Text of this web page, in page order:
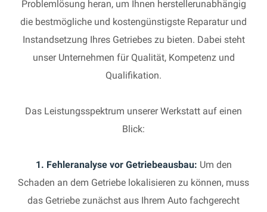
Problemlösung heran, um Ihnen herstellerunabhängig
die bestmögliche und kostengünstigste Reparatur und
Instandsetzung Ihres Getriebes zu bieten. Dabei steht
unser Unternehmen für Qualität, Kompetenz und
Qualifikation.
Das Leistungsspektrum unserer Werkstatt auf einen
Blick:
1. Fehleranalyse vor Getriebeausbau: Um den
Schaden an dem Getriebe lokalisieren zu können, muss
das Getriebe zunächst aus Ihrem Auto fachgerecht